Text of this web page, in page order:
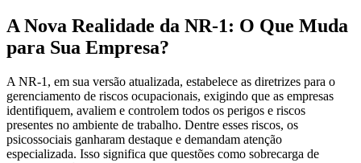
A Nova Realidade da NR-1: O Que Muda
para Sua Empresa?
A NR-1, em sua versão atualizada, estabelece as diretrizes para o
gerenciamento de riscos ocupacionais, exigindo que as empresas
identifiquem, avaliem e controlem todos os perigos e riscos
presentes no ambiente de trabalho. Dentre esses riscos, os
psicossociais ganharam destaque e demandam atenção
especializada. Isso significa que questões como sobrecarga de